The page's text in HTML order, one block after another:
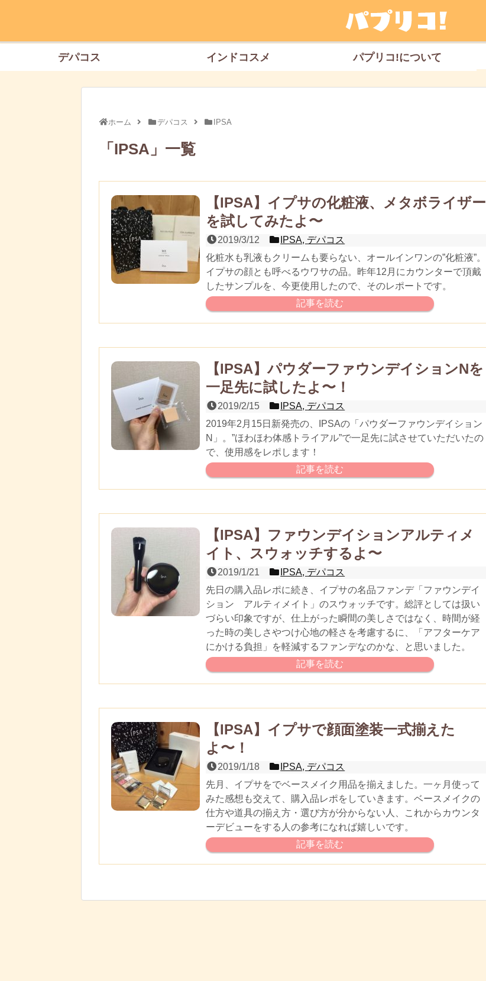
デパコス インドコスメ パプリコ!について
ホーム デパコス IPSA
「 IPSA 」 一覧
【IPSA】イプサの化粧液、メタボライザー
を試してみたよ〜
2019/3/12 IPSA, デパコス
化粧水も乳液もクリームも要らない、オールインワンの”化粧液”。
イプサの顔とも呼べるウワサの品。昨年12月にカウンターで頂戴
したサンプルを、今更使用したので、そのレポートです。
記事を読む
【IPSA】パウダーファウンデイションNを
一足先に試したよ〜！
2019/2/15 IPSA, デパコス
2019年2月15日新発売の、IPSAの「パウダーファウンデイション
N」。”ほわほわ体感トライアル”で一足先に試させていただいたの
で、使用感をレポします！
記事を読む
【IPSA】ファウンデイションアルティメ
イト、スウォッチするよ〜
2019/1/21 IPSA, デパコス
先日の購入品レポに続き、イプサの名品ファンデ「ファウンデイ
ション アルティメイト」のスウォッチです。総評としては扱い
づらい印象ですが、仕上がった瞬間の美しさではなく、時間が経
った時の美しさやつけ心地の軽さを考慮するに、「アフターケア
にかける負担」を軽減するファンデなのかな、と思いました。
記事を読む
【IPSA】イプサで顔面塗装一式揃えた
よ〜！
2019/1/18 IPSA, デパコス
先月、イプサをでベースメイク用品を揃えました。一ヶ月使って
みた感想も交えて、購入品レポをしていきます。ベースメイクの
仕方や道具の揃え方・選び方が分からない人、これからカウンタ
ーデビューをする人の参考になれば嬉しいです。
記事を読む